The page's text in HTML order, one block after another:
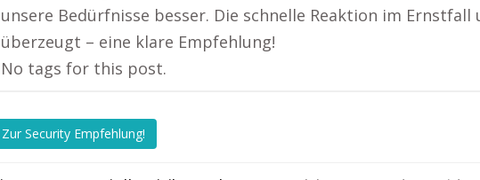
unsere Bedürfnisse besser. Die schnelle Reaktion im
überzeugt – eine klare Empfehlung!
No tags for this post.
Zur Security Empfehlung!